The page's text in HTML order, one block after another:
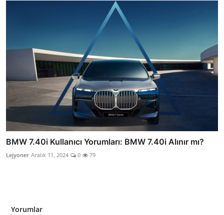
BMW 7.40i Kullanıcı Yorumları: BMW 7.40i Alınır mı?
Lejyoner Aralık 11, 2024 0 79
Yorumlar